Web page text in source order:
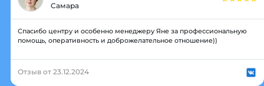
Самара
Спасибо центру и особенно менеджеру Яне за профессиональную
помощь, оперативность и доброжелательное отношение))
Отзыв от 23.12.2024